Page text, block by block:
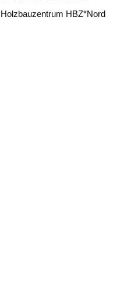
Holzbauzentrum HBZ*Nord